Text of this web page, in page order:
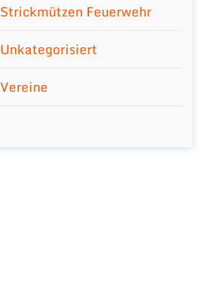
Strickmützen Feuerwehr
Unkategorisiert
Vereine